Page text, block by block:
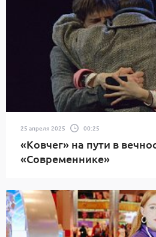
25 апреля 2025 00:25
«Ковчег» на пути в
«Современнике»